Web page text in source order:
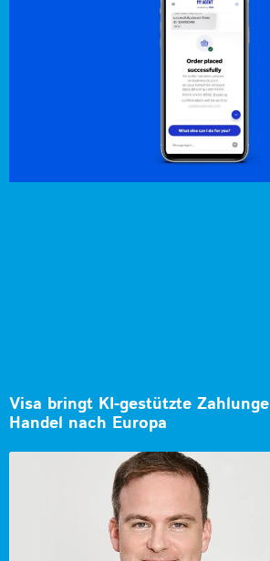
Visa bringt KI-gestützte
Handel nach Europa